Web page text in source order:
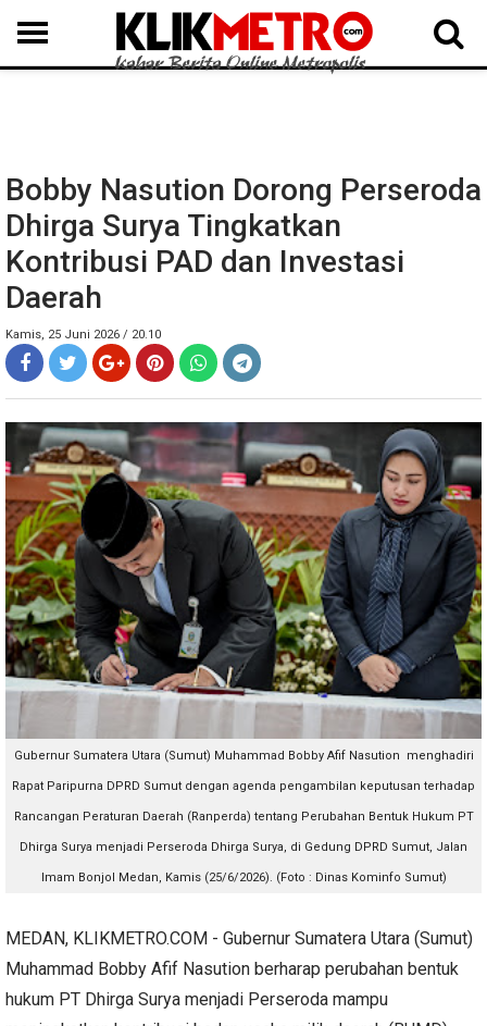
MEDAN LANGKAT DAIRI SAMOSIR TAPUT BATUBARA DELISERDANG
Bobby Nasution Dorong Perseroda
Dhirga Surya Tingkatkan
Kontribusi PAD dan Investasi
Daerah
Kamis, 25 Juni 2026 / 20.10
Gubernur Sumatera Utara (Sumut) Muhammad Bobby Afif Nasution menghadiri
Rapat Paripurna DPRD Sumut dengan agenda pengambilan keputusan terhadap
Rancangan Peraturan Daerah (Ranperda) tentang Perubahan Bentuk Hukum PT
Dhirga Surya menjadi Perseroda Dhirga Surya, di Gedung DPRD Sumut, Jalan
Imam Bonjol Medan, Kamis (25/6/2026). (Foto : Dinas Kominfo Sumut)
MEDAN, KLIKMETRO.COM - Gubernur Sumatera Utara (Sumut)
Muhammad Bobby Afif Nasution berharap perubahan bentuk
hukum PT Dhirga Surya menjadi Perseroda mampu